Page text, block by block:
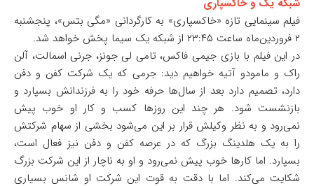
شبکه یک و خاکسپاری
فیلم سینمایی تازه «خاکسپاری» به کارگردانی «مگی بتس»، پنجشنبه
۲ فروردین‌ماه ساعت ۲۳:۴۵ از شبکه یک سیما پخش خواهد شد.
در این فیلم با بازی جیمی فاکس، تامی لی جونز، جرنی اسمالت، آلن
راک و مامودو آتیه خواهیم دید: جرمی که یک شرکت کفن و دفن
دارد، تصمیم دارد بعد از سال‌ها حرفه خود را به فرزندانش بسپارد و
بازنشست شود. هر چند این روزها کسب و کار او خوب پیش
نمی‌رود و به نظر وکیلش قرار بر این می‌شود بخشی از سهام شرکتش
را به یک هلدینگ بزرگ که در عرصه کفن و دفن نیز فعال است،
بسپارد. اما کارها خوب پیش نمی‌رود و او به ناچار از این شرکت بزرگ
شکایت می‌کند. اما با دقت به قوت این شرکت او شانس بسیاری